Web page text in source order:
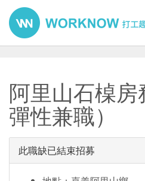
阿里山石槕
彈性兼職）
此職缺已結束招募